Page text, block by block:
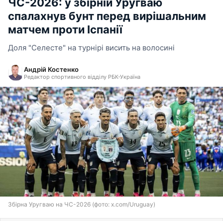
спалахнув бунт перед вирішальним
матчем проти Іспанії
Доля "Селесте" на турнірі висить на волосині
Андрій Костенко
Редактор спортивного відділу РБК-Україна
Збірна Уругваю на ЧС-2026 (фото: x.com/Uruguay)